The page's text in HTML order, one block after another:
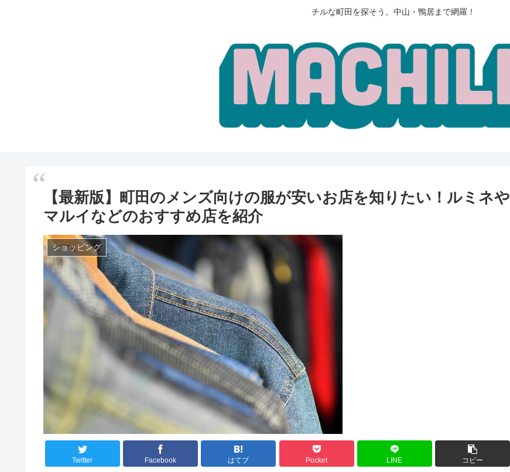
チルな町田を探そう。中山・鴨居まで網羅！
【最新版】町田のメンズ向けの服が安いお店を知りたい！ルミネや
マルイなどのおすすめ店を紹介
ショッピング
Twitter Facebook はてブ Pocket LINE コピー